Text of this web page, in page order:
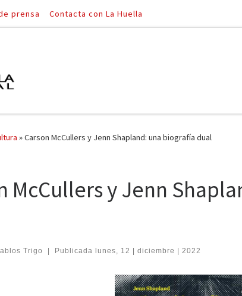
prensa Contacta con La Huella
»Carson McCullers y Jenn Shapland: una biografía dual
McCullers y Jenn
Trigo Publicada lunes, 12 | diciembre | 2022